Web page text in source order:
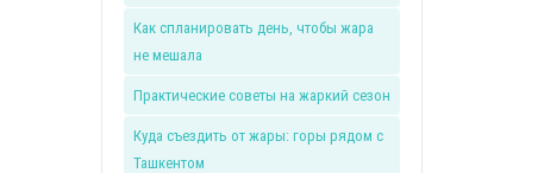
Как спланировать день, чтобы жара
не мешала
Практические советы на жаркий сезон
Куда съездить от жары: горы рядом с
Ташкентом